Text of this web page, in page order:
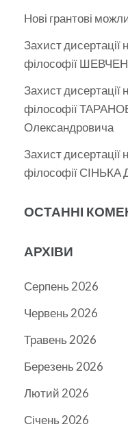
Нові грантові
Захист дисертації
філософії
Захист дисертації
філософії
Олександровича
Захист дисертації
філософії СІНЬКА
ОСТАННІ
АРХІВИ
Серпень 2026
Червень 2026
Травень 2026
Березень 2026
Лютий 2026
Січень 2026